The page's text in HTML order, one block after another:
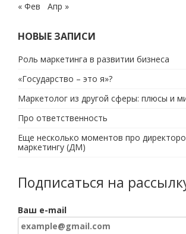
« Фев Апр »
НОВЫЕ ЗАПИСИ
Роль маркетинга в развитии бизнеса
«Государство – это я»?
Маркетолог из другой сферы: плюсы и
Про ответственность
Еще несколько моментов про
маркетингу (ДМ)
Подписаться на
Ваш e-mail